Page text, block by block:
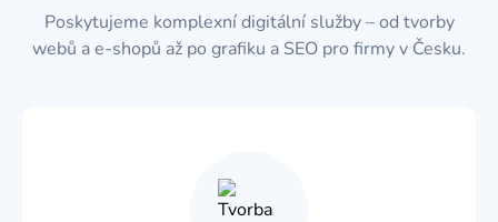
Poskytujeme komplexní digitální služby – od tvorby
webů a e-shopů až po grafiku a SEO pro firmy v Česku.